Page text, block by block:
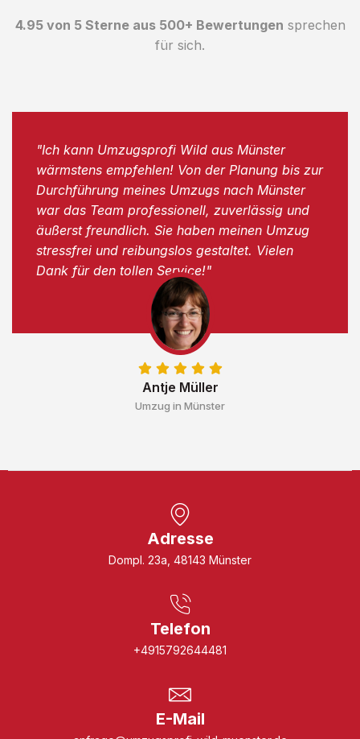
4.95 von 5 Sterne aus 500+ Bewertungen sprechen
für sich.
Antje Müller
Umzug in Münster
"Ich kann Umzugsprofi Wild aus Münster
wärmstens empfehlen! Von der Planung bis zur
Durchführung meines Umzugs nach Münster
war das Team professionell, zuverlässig und
äußerst freundlich. Sie haben meinen Umzug
stressfrei und reibungslos gestaltet. Vielen
Dank für den tollen Service!"
Adresse
Dompl. 23a, 48143 Münster
Telefon
+4915792644481
E-Mail